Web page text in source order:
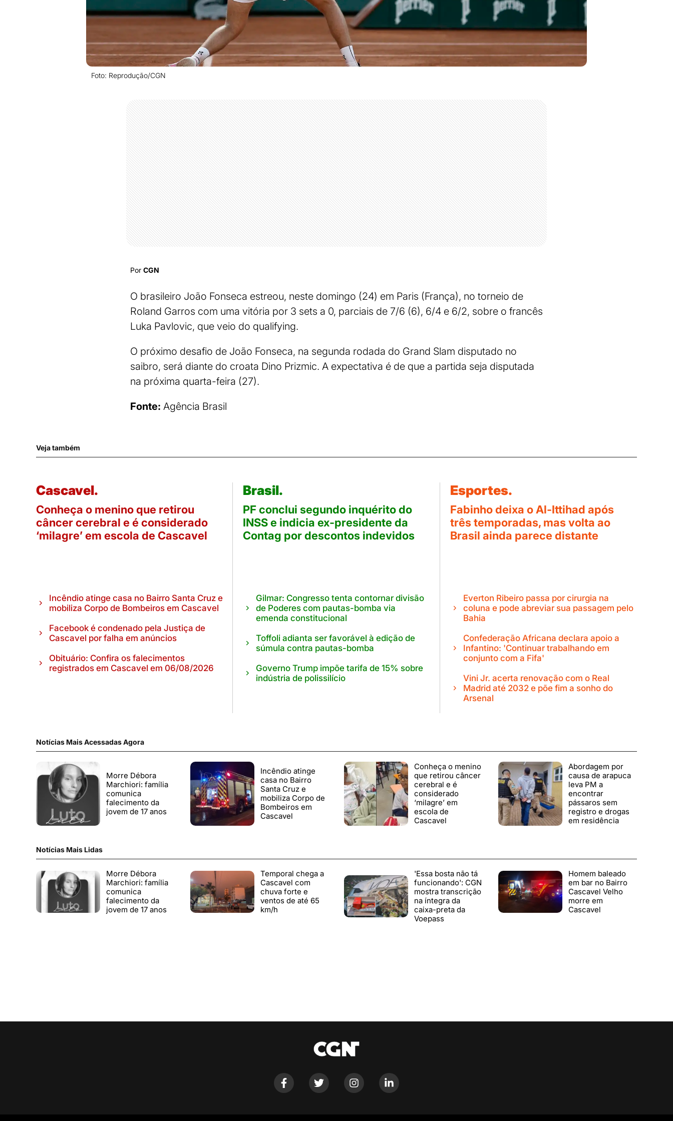
Foto: Reprodução/CGN
Por CGN
O brasileiro João Fonseca estreou, neste domingo (24) em Paris (França), no torneio de
Roland Garros com uma vitória por 3 sets a 0, parciais de 7/6 (6), 6/4 e 6/2, sobre o francês
Luka Pavlovic, que veio do qualifying.
O próximo desafio de João Fonseca, na segunda rodada do Grand Slam disputado no
saibro, será diante do croata Dino Prizmic. A expectativa é de que a partida seja disputada
na próxima quarta-feira (27).
Fonte: Agência Brasil
Veja também
Cascavel.
Conheça o menino que retirou
câncer cerebral e é considerado
‘milagre’ em escola de Cascavel
Incêndio atinge casa no Bairro Santa Cruz e
mobiliza Corpo de Bombeiros em Cascavel
Facebook é condenado pela Justiça de
Cascavel por falha em anúncios
Obituário: Confira os falecimentos
registrados em Cascavel em 06/08/2026
Brasil.
PF conclui segundo inquérito do
INSS e indicia ex-presidente da
Contag por descontos indevidos
Gilmar: Congresso tenta contornar divisão
de Poderes com pautas-bomba via
emenda constitucional
Toffoli adianta ser favorável à edição de
súmula contra pautas-bomba
Governo Trump impõe tarifa de 15% sobre
indústria de polissilício
Esportes.
Fabinho deixa o Al-Ittihad após
três temporadas, mas volta ao
Brasil ainda parece distante
Everton Ribeiro passa por cirurgia na
coluna e pode abreviar sua passagem pelo
Bahia
Confederação Africana declara apoio a
Infantino: 'Continuar trabalhando em
conjunto com a Fifa'
Vini Jr. acerta renovação com o Real
Madrid até 2032 e põe fim a sonho do
Arsenal
Notícias Mais Acessadas Agora
Morre Débora
Marchiori: família
comunica
falecimento da
jovem de 17 anos
Incêndio atinge
casa no Bairro
Santa Cruz e
mobiliza Corpo de
Bombeiros em
Cascavel
Conheça o menino
que retirou câncer
cerebral e é
considerado
‘milagre’ em
escola de
Cascavel
Abordagem por
causa de arapuca
leva PM a
encontrar
pássaros sem
registro e drogas
em residência
Notícias Mais Lidas
Morre Débora
Marchiori: família
comunica
falecimento da
jovem de 17 anos
Temporal chega a
Cascavel com
chuva forte e
ventos de até 65
km/h
'Essa bosta não tá
funcionando': CGN
mostra transcrição
na íntegra da
caixa-preta da
Voepass
Homem baleado
em bar no Bairro
Cascavel Velho
morre em
Cascavel